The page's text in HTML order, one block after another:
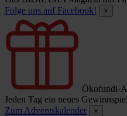
Folge uns auf Facebook!
×
Ökofundi-
Jeden Tag ein neues
Zum Adventskalender
×